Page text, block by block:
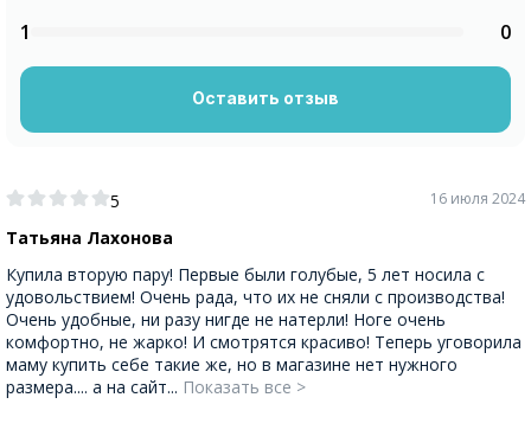
5
Татьяна Лахонова
16 июля 2024
Купила вторую пару! Первые были голубые, 5 лет носила с
удовольствием! Очень рада, что их не сняли с производства!
Очень удобные, ни разу нигде не натерли! Ноге очень
комфортно, не жарко! И смотрятся красиво! Теперь уговорила
маму купить себе такие же, но в магазине нет нужного
размера.... а на сайт... Показать все >
1
0
Оставить отзыв